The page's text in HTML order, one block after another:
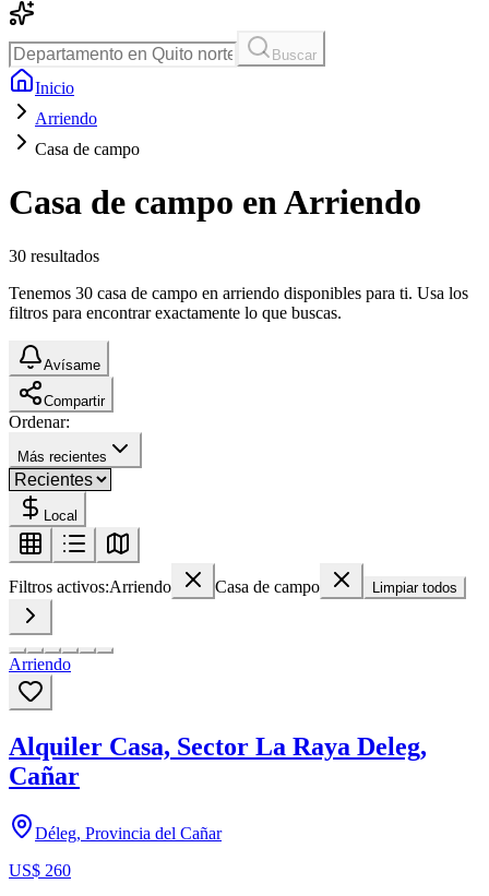
Buscar
Inicio
Arriendo
Casa de campo
Casa de campo en Arriendo
30 resultados
Tenemos 30 casa de campo en arriendo disponibles para ti. Usa los
filtros para encontrar exactamente lo que buscas.
Avísame
Compartir
Ordenar:
Más recientes
Local
Filtros activos:Arriendo Casa de campo Limpiar todos
Arriendo
Alquiler Casa, Sector La Raya Deleg,
Cañar
Déleg, Provincia del Cañar
US$ 260